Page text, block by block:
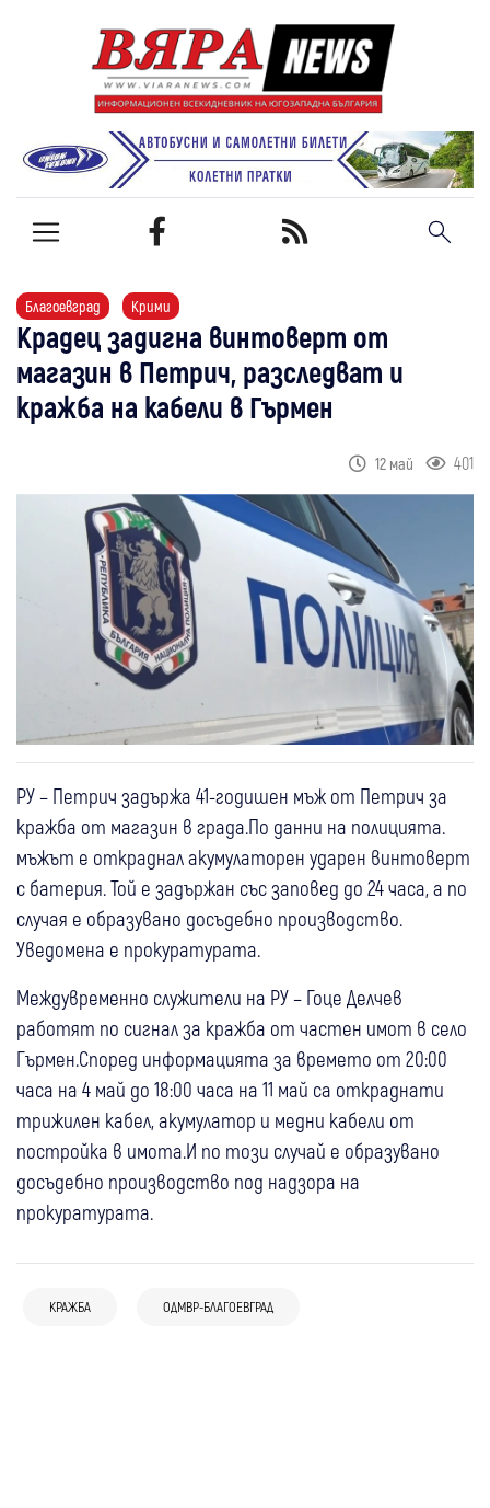
Благоевград Крими
Крадец задигна винтоверт от
магазин в Петрич, разследват и
кражба на кабели в Гърмен
12 май 401
РУ – Петрич задържа 41-годишен мъж от Петрич за
кражба от магазин в града.По данни на полицията.
мъжът е откраднал акумулаторен ударен винтоверт
с батерия. Той е задържан със заповед до 24 часа, а по
случая е образувано досъдебно производство.
Уведомена е прокуратурата.
Междувременно служители на РУ – Гоце Делчев
работят по сигнал за кражба от частен имот в село
Гърмен.Според информацията за времето от 20:00
часа на 4 май до 18:00 часа на 11 май са откраднати
трижилен кабел, акумулатор и медни кабели от
постройка в имота.И по този случай е образувано
досъдебно производство под надзора на
прокуратурата.
КРАЖБА ОДМВР-БЛАГОЕВГРАД
с мотор край Катунци
закусвалня в Кюстендил – полицията
Разлог 06 авг